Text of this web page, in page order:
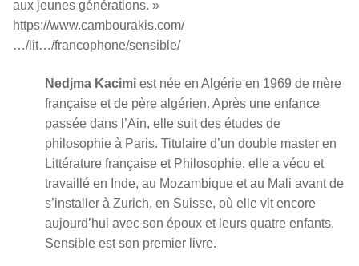
aux jeunes générations. »
https://www.cambourakis.com/
…/lit…/francophone/sensible/
Nedjma Kacimi est née en Algérie en 1969 de mère
française et de père algérien. Après une enfance
passée dans l’Ain, elle suit des études de
philosophie à Paris. Titulaire d’un double master en
Littérature française et Philosophie, elle a vécu et
travaillé en Inde, au Mozambique et au Mali avant de
s’installer à Zurich, en Suisse, où elle vit encore
aujourd’hui avec son époux et leurs quatre enfants.
Sensible est son premier livre.